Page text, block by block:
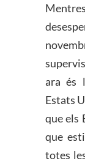
ara és
Estats
que els
que
totes